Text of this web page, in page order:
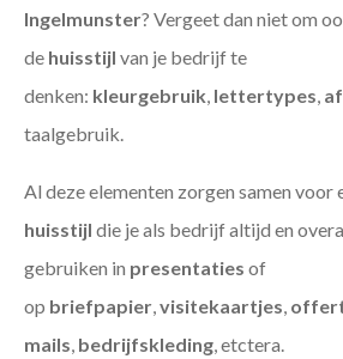
Ingelmunster? Vergeet dan niet om
de huisstijl van je bedrijf te
denken: kleurgebruik, lettertypes,
taalgebruik.
Al deze elementen zorgen samen voor
huisstijl die je als bedrijf altijd en
gebruiken in presentaties of
op briefpapier,visitekaartjes,
mails, bedrijfskleding, etctera.